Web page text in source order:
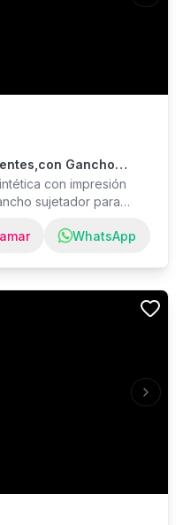
Gancho
con impresión
sujetador para
lentes Solamente
San SalvadorWhatsApp
Next